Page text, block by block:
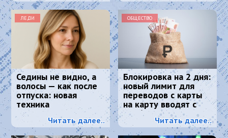
ЛЕДИ
Седины не видно, а
волосы — как после
отпуска: новая
техника
окрашивания
маскирует седину
лучше любой краски
Читать далее..
ОБЩЕСТВО
Блокировка на 2 дня:
новый лимит для
переводов с карты
на карту вводят с
2026 года
Читать далее..